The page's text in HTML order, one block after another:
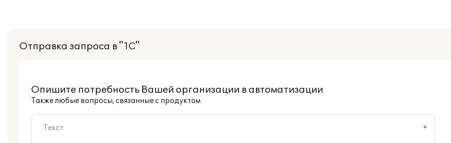
Отправка запроса в "1С"
Опишите потребность Вашей организации в автоматизации
Также любые вопросы, связанные с продуктом
*